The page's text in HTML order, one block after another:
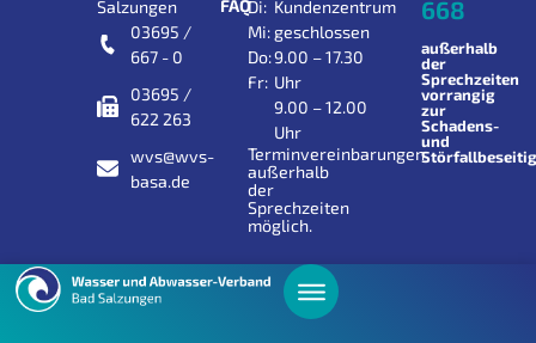
Salzungen
03695 /
667 - 0
03695 /
622 263
wvs@wvs-
basa.de
FAQDi:
Mi:
Do:
Fr:
Kundenzentrum
geschlossen
9.00 – 17.30
Uhr
9.00 – 12.00
Uhr
Terminvereinbarungen
außerhalb
der
Sprechzeiten
möglich.
668
außerhalb
der
Sprechzeiten
vorrangig
zur
Schadens-
und